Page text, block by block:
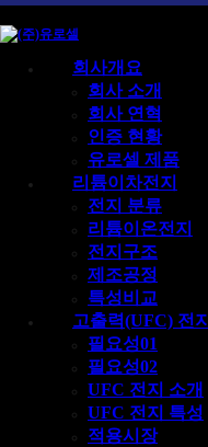
회사개요
회사 소개
회사 연혁
인증 현황
유로셀 제품
리튬이차전지
전지 분류
리튬이온전지
전지구조
제조공정
특성비교
고출력(UFC) 전지
필요성01
필요성02
UFC 전지 소개
UFC 전지 특성
적용시장